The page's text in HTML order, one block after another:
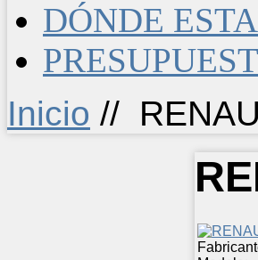
DÓNDE
Inicio //